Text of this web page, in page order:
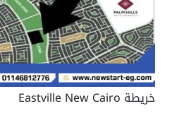
خريطة Eastville New Cairo